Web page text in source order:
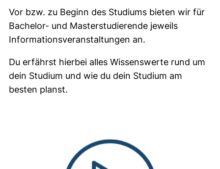
Vor bzw. zu Beginn des Studiums bieten wir für
Bachelor- und Masterstudierende jeweils
Informationsveranstaltungen an.
Du erfährst hierbei alles Wissenswerte rund um
dein Studium und wie du dein Studium am
besten planst.